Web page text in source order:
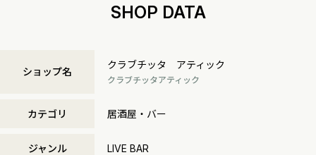
SHOP DATA
ショップ名
クラブチッタ アティック
クラブチッタアティック
カテゴリ 居酒屋・バー
ジャンル LIVE BAR